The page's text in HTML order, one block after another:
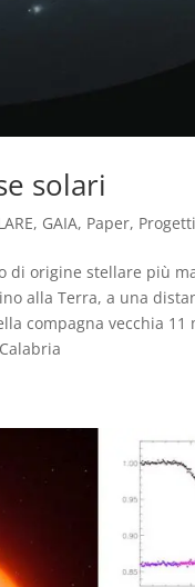
solari
, GAIA, Paper, Progetti
di origine stellare più
alla Terra, a una
compagna vecchia